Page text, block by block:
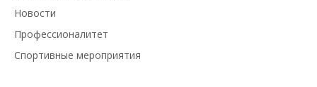
Новости
Профессионалитет
Спортивные мероприятия